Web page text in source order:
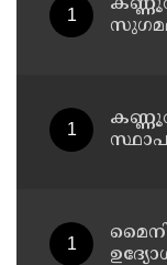
കണ്ണൂർ